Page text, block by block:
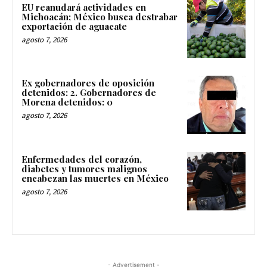
EU reanudará actividades en
Michoacán; México busca destrabar
exportación de aguacate
agosto 7, 2026
Ex gobernadores de oposición
detenidos: 2. Gobernadores de
Morena detenidos: 0
agosto 7, 2026
Enfermedades del corazón,
diabetes y tumores malignos
encabezan las muertes en México
agosto 7, 2026
- Advertisement -